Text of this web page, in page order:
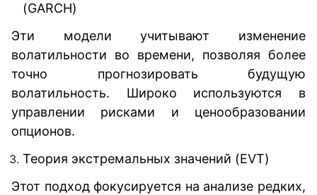
(GARCH)
Эти модели учитывают изменение
волатильности во времени, позволяя более
точно прогнозировать будущую
волатильность. Широко используются в
управлении рисками и ценообразовании
опционов.
Теория экстремальных значений (EVT)
Этот подход фокусируется на анализе редких,